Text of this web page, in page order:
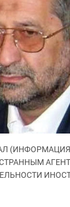
ЗАСТАВЛЯЕТ
КАВКАЗ ЗА